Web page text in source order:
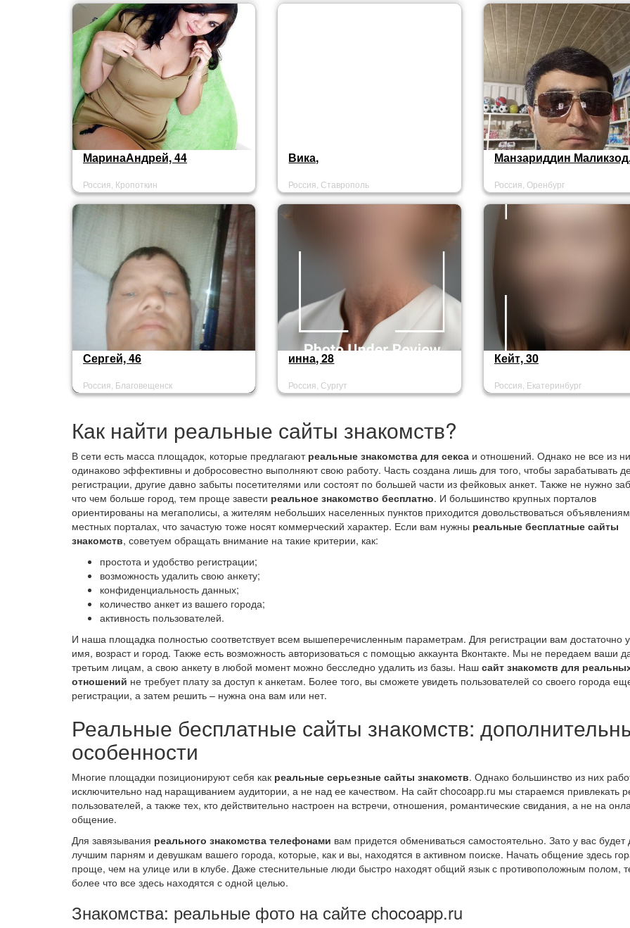
МаринаАндрей, 44
Россия, Кропоткин
Вика,
Россия, Ставрополь
Манзариддин
Россия, Оренбург
Сергей, 46
Россия, Благовещенск
инна, 28
Россия, Сургут
Кейт, 30
Россия, Екатеринбург
Как найти реальные сайты знакомств?
В сети есть масса площадок, которые предлагают реальные знакомства для секса и отношений. Однако не все из
одинаково эффективны и добросовестно выполняют свою работу. Часть создана лишь для того, чтобы зарабатывать
регистрации, другие давно забыты посетителями или состоят по большей части из фейковых анкет. Также не нужно
что чем больше город, тем проще завести реальное знакомство бесплатно. И большинство крупных порталов
ориентированы на мегаполисы, а жителям небольших населенных пунктов приходится довольствоваться
местных порталах, что зачастую тоже носят коммерческий характер. Если вам нужны реальные бесплатные сайты
знакомств, советуем обращать внимание на такие критерии, как:
простота и удобство регистрации;
возможность удалить свою анкету;
конфиденциальность данных;
количество анкет из вашего города;
активность пользователей.
И наша площадка полностью соответствует всем вышеперечисленным параметрам. Для регистрации вам достаточно
имя, возраст и город. Также есть возможность авторизоваться с помощью аккаунта Вконтакте. Мы не передаем ваши
третьим лицам, а свою анкету в любой момент можно бесследно удалить из базы. Наш сайт знакомств для
отношений не требует плату за доступ к анкетам. Более того, вы сможете увидеть пользователей со своего города
регистрации, а затем решить – нужна она вам или нет.
Реальные бесплатные сайты знакомств:
особенности
Многие площадки позиционируют себя как реальные серьезные сайты знакомств. Однако большинство из них
исключительно над наращиванием аудитории, а не над ее качеством. На сайт chocoapp.ru мы стараемся привлекать
пользователей, а также тех, кто действительно настроен на встречи, отношения, романтические свидания, а не на
общение.
Для завязывания реального знакомства телефонами вам придется обмениваться самостоятельно. Зато у вас будет
лучшим парням и девушкам вашего города, которые, как и вы, находятся в активном поиске. Начать общение здесь
проще, чем на улице или в клубе. Даже стеснительные люди быстро находят общий язык с противоположным полом,
более что все здесь находятся с одной целью.
Знакомства: реальные фото на сайте chocoapp.ru